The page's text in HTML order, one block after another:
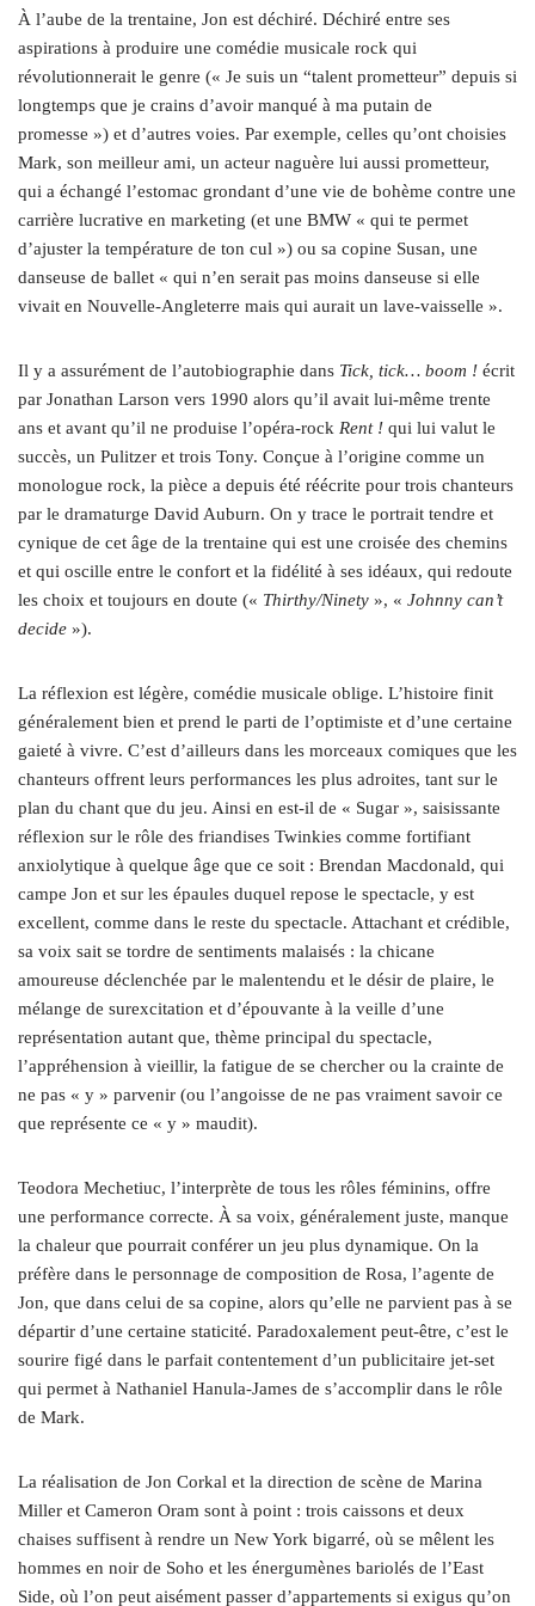
À l’aube de la trentaine, Jon est déchiré. Déchiré entre ses
aspirations à produire une comédie musicale rock qui
révolutionnerait le genre (« Je suis un “talent prometteur” depuis si
longtemps que je crains d’avoir manqué à ma putain de
promesse ») et d’autres voies. Par exemple, celles qu’ont choisies
Mark, son meilleur ami, un acteur naguère lui aussi prometteur,
qui a échangé l’estomac grondant d’une vie de bohème contre une
carrière lucrative en marketing (et une BMW « qui te permet
d’ajuster la température de ton cul ») ou sa copine Susan, une
danseuse de ballet « qui n’en serait pas moins danseuse si elle
vivait en Nouvelle-Angleterre mais qui aurait un lave-vaisselle ».
Il y a assurément de l’autobiographie dans Tick, tick… boom ! écrit
par Jonathan Larson vers 1990 alors qu’il avait lui-même trente
ans et avant qu’il ne produise l’opéra-rock Rent ! qui lui valut le
succès, un Pulitzer et trois Tony. Conçue à l’origine comme un
monologue rock, la pièce a depuis été réécrite pour trois chanteurs
par le dramaturge David Auburn. On y trace le portrait tendre et
cynique de cet âge de la trentaine qui est une croisée des chemins
et qui oscille entre le confort et la fidélité à ses idéaux, qui redoute
les choix et toujours en doute (« Thirthy/Ninety », « Johnny can’t
decide »).
La réflexion est légère, comédie musicale oblige. L’histoire finit
généralement bien et prend le parti de l’optimiste et d’une certaine
gaieté à vivre. C’est d’ailleurs dans les morceaux comiques que les
chanteurs offrent leurs performances les plus adroites, tant sur le
plan du chant que du jeu. Ainsi en est-il de « Sugar », saisissante
réflexion sur le rôle des friandises Twinkies comme fortifiant
anxiolytique à quelque âge que ce soit : Brendan Macdonald, qui
campe Jon et sur les épaules duquel repose le spectacle, y est
excellent, comme dans le reste du spectacle. Attachant et crédible,
sa voix sait se tordre de sentiments malaisés : la chicane
amoureuse déclenchée par le malentendu et le désir de plaire, le
mélange de surexcitation et d’épouvante à la veille d’une
représentation autant que, thème principal du spectacle,
l’appréhension à vieillir, la fatigue de se chercher ou la crainte de
ne pas « y » parvenir (ou l’angoisse de ne pas vraiment savoir ce
que représente ce « y » maudit).
Teodora Mechetiuc, l’interprète de tous les rôles féminins, offre
une performance correcte. À sa voix, généralement juste, manque
la chaleur que pourrait conférer un jeu plus dynamique. On la
préfère dans le personnage de composition de Rosa, l’agente de
Jon, que dans celui de sa copine, alors qu’elle ne parvient pas à se
départir d’une certaine staticité. Paradoxalement peut-être, c’est le
sourire figé dans le parfait contentement d’un publicitaire jet-set
qui permet à Nathaniel Hanula-James de s’accomplir dans le rôle
de Mark.
La réalisation de Jon Corkal et la direction de scène de Marina
Miller et Cameron Oram sont à point : trois caissons et deux
chaises suffisent à rendre un New York bigarré, où se mêlent les
hommes en noir de Soho et les énergumènes bariolés de l’East
Side, où l’on peut aisément passer d’appartements si exigus qu’on